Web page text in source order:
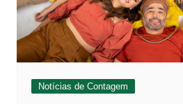
Notícias de Contagem